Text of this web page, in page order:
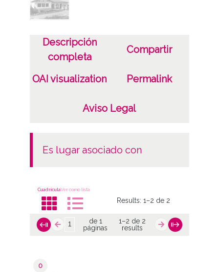
Notas
Licencia de las imágenes
CC BY-NC-SA 4.0
Descripción
completa
Compartir
OAI visualization Permalink
Aviso Legal
es lugar asociado con
CuadrículaVer como lista
Results:1–2 de 2
de 1
páginas
1–2 de 2
results
0